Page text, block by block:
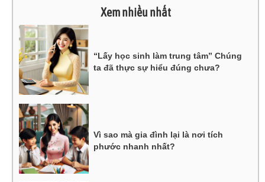
Xem nhiều nhất
“Lấy học sinh làm trung tâm” Chúng
ta đã thực sự hiểu đúng chưa?
Vì sao mà gia đình lại là nơi tích
phước nhanh nhất?